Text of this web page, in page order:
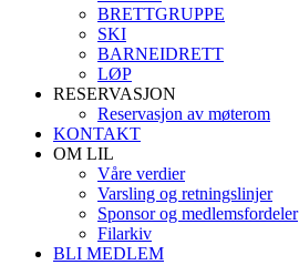
BRETTGRUPPE
SKI
BARNEIDRETT
LØP
RESERVASJON
Reservasjon av møterom
KONTAKT
OM LIL
Våre verdier
Varsling og retningslinjer
Sponsor og medlemsfordeler
Filarkiv
BLI MEDLEM